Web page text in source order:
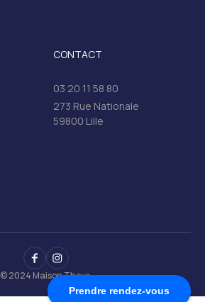
Prendre rendez-vous
CONTACT
03 20 11 58 80
273 Rue Nationale
59800 Lille
© 2024 Maison Theve.